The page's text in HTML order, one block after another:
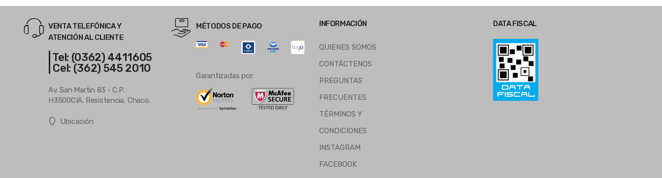
VENTA TELEFÓNICA Y
ATENCIÓN AL CLIENTE
| Tel: (0362) 4411605
| Cel: (362) 545 2010
Av. San Martin 83 - C.P.
H3500CIA. Resistencia, Chaco.
Ubicación
MÉTODOS DE PAGO
Garantizadas por:
INFORMACIÓN
QUIENES SOMOS
CONTÁCTENOS
PREGUNTAS
FRECUENTES
TÉRMINOS Y
CONDICIONES
INSTAGRAM
FACEBOOK
DATA FISCAL